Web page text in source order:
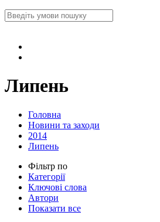
Липень
Головна
Новини та заходи
2014
Липень
Фільтр по
Категорії
Ключові слова
Автори
Показати все